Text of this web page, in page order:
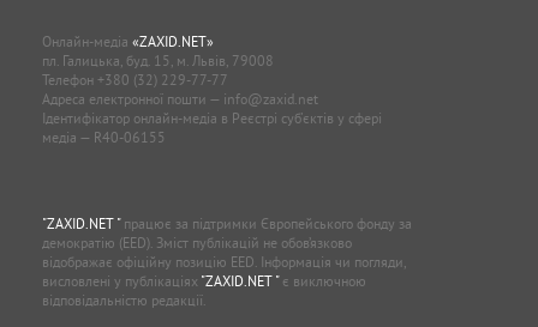
Онлайн-медіа «ZAXID.NET»
пл. Галицька, буд. 15, м. Львів, 79008
Телефон +380 (32) 229-77-77
Адреса електронної пошти — info@zaxid.net
Ідентифікатор онлайн-медіа в Реєстрі суб'єктів у сфері
медіа — R40-06155
"ZAXID.NET "працює за підтримки Європейського фонду за
демократію (EED). Зміст публікацій не обов’язково
відображає офіційну позицію EED. Інформація чи погляди,
висловлені у публікаціях "ZAXID.NET "є виключною
відповідальністю редакції.